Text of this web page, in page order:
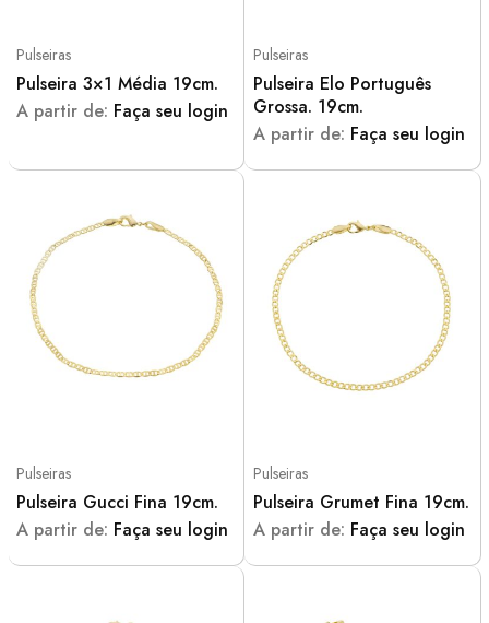
Pulseiras
Pulseira 3×1 Média 19cm.
A partir de: Faça seu login
Pulseiras
Pulseira Elo Português
Grossa. 19cm.
A partir de: Faça seu login
Pulseiras
Pulseira Gucci Fina 19cm.
A partir de: Faça seu login
Pulseiras
Pulseira Grumet Fina 19cm.
A partir de: Faça seu login